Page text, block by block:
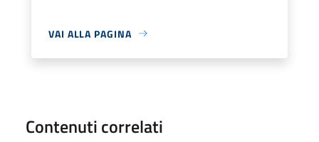
VAI ALLA PAGINA
Contenuti correlati